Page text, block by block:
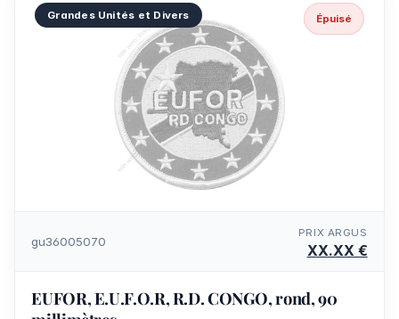
Grandes Unités et Divers Épuisé
gu36005070
PRIX ARGUS
XX.XX €
EUFOR, E.U.F.O.R, R.D. CONGO, rond, 90